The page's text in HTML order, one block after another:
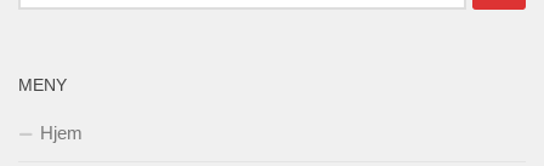
etter:
MENY
Hjem